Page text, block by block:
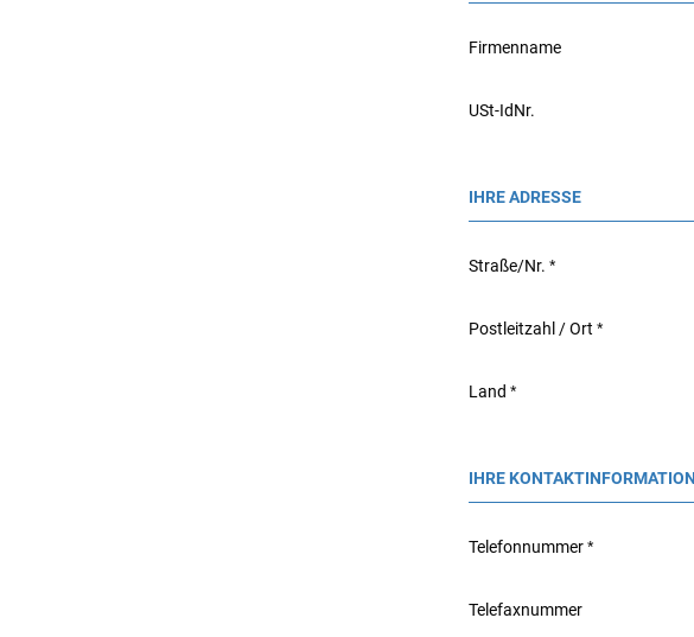
Firmenname
USt-IdNr.
IHRE ADRESSE
Straße/Nr.
Postleitzahl / Ort
Land
IHRE
Telefonnummer
Telefaxnummer